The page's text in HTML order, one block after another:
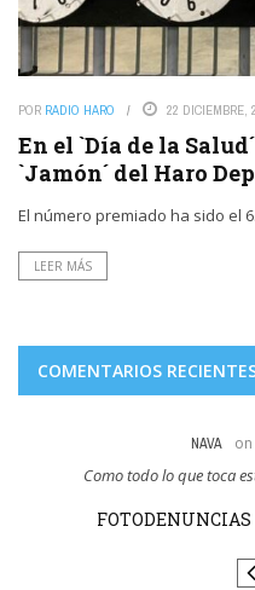
POR RADIO HARO 22 DICIEMBRE,
En el `Día de la
`Jamón´ del Haro
El número premiado ha sido el
LEER MÁS
COMENTARIOS
NAVA on
Como todo lo que toca